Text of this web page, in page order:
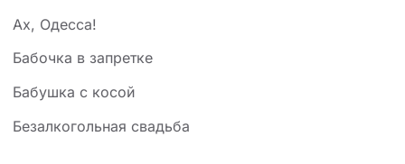
Ах, Одесса!
Бабочка в запретке
Бабушка с косой
Безалкогольная свадьба